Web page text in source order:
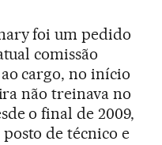
foi um pedido
comissão
cargo, no início
não treinava no
o final de 2009,
de técnico e